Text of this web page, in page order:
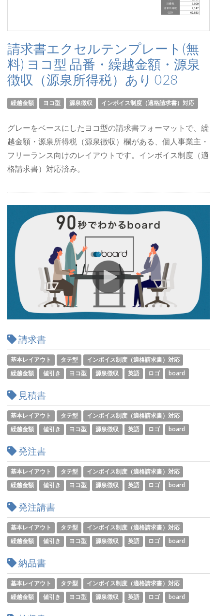
請求書エクセルテンプレート(無
料) ヨコ型 品番・繰越金額・源泉
徴収（源泉所得税）あり 028
繰越金額 ヨコ型 源泉徴収 インボイス制度（適格請求書）対応
グレーをベースにしたヨコ型の請求書フォーマットで、繰
越金額・源泉所得税（源泉徴収）欄がある、個人事業主・
フリーランス向けのレイアウトです。インボイス制度（適
格請求書）対応済み。
請求書
基本レイアウト タテ型
インボイス制度（適格請求書）対応
繰越金額
値引き ヨコ型 源泉徴収 英語 ロゴ board
見積書
基本レイアウト タテ型
インボイス制度（適格請求書）対応
繰越金額
値引き ヨコ型 源泉徴収 英語 ロゴ board
発注書
基本レイアウト タテ型
インボイス制度（適格請求書）対応
繰越金額
値引き ヨコ型 源泉徴収 英語 ロゴ board
発注請書
基本レイアウト タテ型
インボイス制度（適格請求書）対応
繰越金額
値引き ヨコ型 源泉徴収 英語 ロゴ board
納品書
基本レイアウト タテ型
インボイス制度（適格請求書）対応
繰越金額
値引き ヨコ型 源泉徴収 英語 ロゴ board